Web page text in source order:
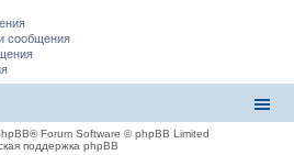
сообщения
Forum Software © phpBB Limited
поддержка phpBB